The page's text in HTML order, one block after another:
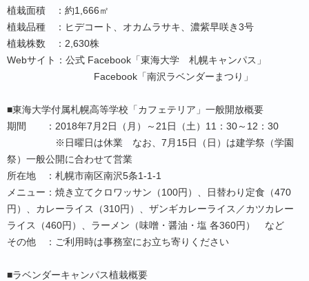
植栽面積 ：約1,666㎡
植栽品種 ：ヒデコート、オカムラサキ、濃紫早咲き3号
植栽株数 ：2,630株
Webサイト：公式 Facebook「東海大学 札幌キャンパス」
Facebook「南沢ラベンダーまつり」
■東海大学付属札幌高等学校「カフェテリア」一般開放概要
期間 ：2018年7月2日（月）～21日（土）11：30～12：30
※日曜日は休業 なお、7月15日（日）は建学祭（学園
祭）一般公開に合わせて営業
所在地 ：札幌市南区南沢5条1-1-1
メニュー：焼き立てクロワッサン（100円）、日替わり定食（470
円）、カレーライス（310円）、ザンギカレーライス／カツカレー
ライス（460円）、ラーメン（味噌・醤油・塩 各360円） など
その他 ：ご利用時は事務室にお立ち寄りください
■ラベンダーキャンパス植栽概要